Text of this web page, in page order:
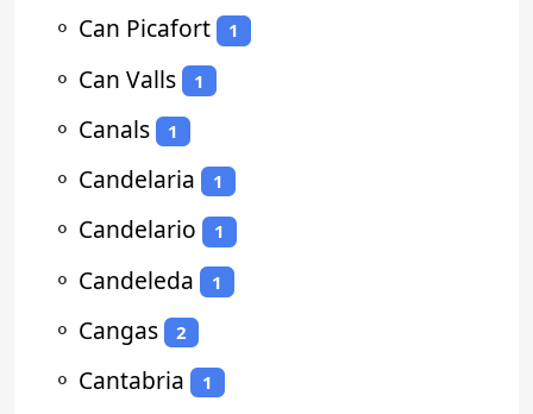
⚬ Can Picafort 1
⚬ Can Valls 1
⚬ Canals 1
⚬ Candelaria 1
⚬ Candelario 1
⚬ Candeleda 1
⚬ Cangas 2
⚬ Cantabria 1